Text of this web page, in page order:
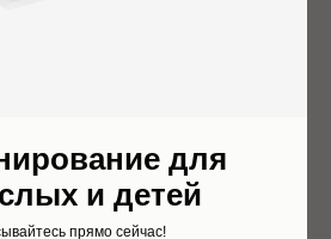
для
и детей
прямо сейчас!